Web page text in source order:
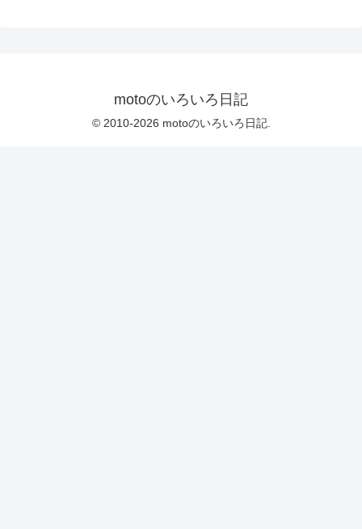
motoのいろいろ日記
© 2010-2026 motoのいろいろ日記.